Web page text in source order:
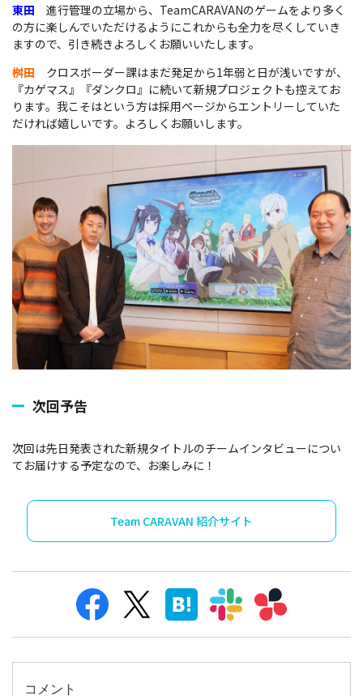
東田 進行管理の立場から、TeamCARAVANのゲームをより多く
の方に楽しんでいただけるようにこれからも全力を尽くしていき
ますので、引き続きよろしくお願いいたします。
桝田 クロスボーダー課はまだ発足から1年弱と日が浅いですが、
『カゲマス』『ダンクロ』に続いて新規プロジェクトも控えてお
ります。我こそはという方は採用ページからエントリーしていた
だければ嬉しいです。よろしくお願いします。
次回予告
次回は先日発表された新規タイトルのチームインタビューについ
てお届けする予定なので、お楽しみに！
Team CARAVAN 紹介サイト